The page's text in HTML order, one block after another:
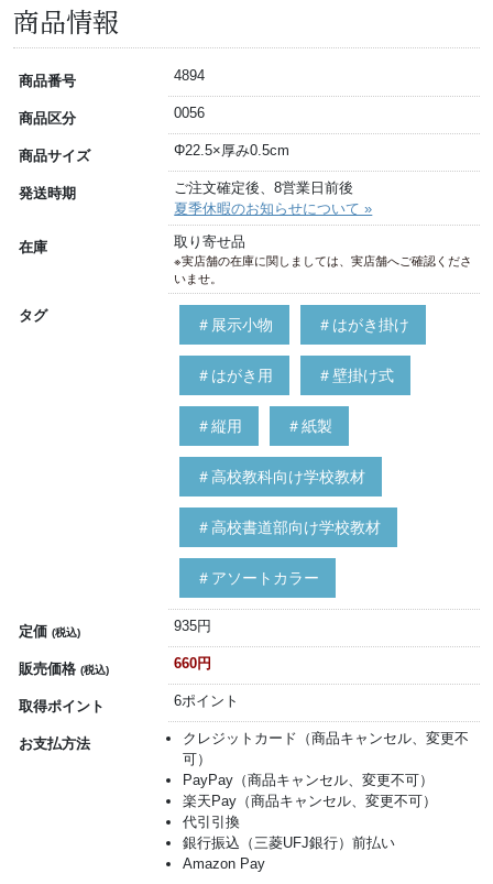
商品情報
商品番号 4894
商品区分 0056
商品サイズ Φ22.5×厚み0.5cm
発送時期
ご注文確定後、8営業日前後
夏季休暇のお知らせについて »
在庫 取り寄せ品
※実店舗の在庫に関しましては、実店舗へご確認くださ
いませ。
タグ
＃展示小物 ＃はがき掛け
＃はがき用 ＃壁掛け式
＃縦用 ＃紙製
＃高校教科向け学校教材
＃高校書道部向け学校教材
＃アソートカラー
定価 (税込) 935円
販売価格 (税込) 660円
取得ポイント 6ポイント
お支払方法
クレジットカード（商品キャンセル、変更不
可）
PayPay（商品キャンセル、変更不可）
楽天Pay（商品キャンセル、変更不可）
代引引換
銀行振込（三菱UFJ銀行）前払い
Amazon Pay